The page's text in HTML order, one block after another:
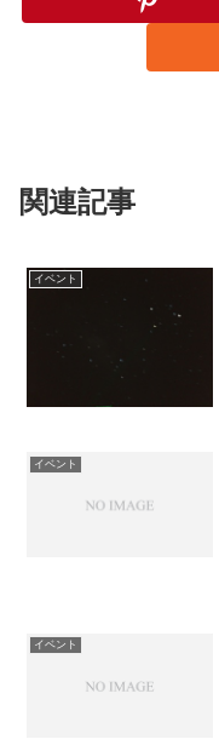
関連記事
イベント
イベント
イベント